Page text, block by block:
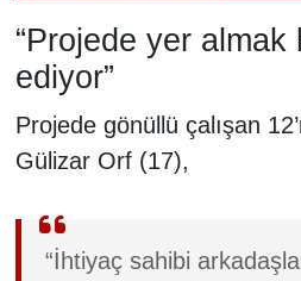
“Projede yer almak
ediyor”
Projede gönüllü çalışan
Gülizar Orf (17),
“İhtiyaç sahibi